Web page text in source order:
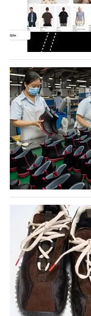
Гуанчжоу,
объединяющей
07.08.2026 309
На
условия
Российский
раздел для
дизайнерских
Бренды также
06.08.2026 479
Объем
2025 году
В 2025 году
практически не
данные